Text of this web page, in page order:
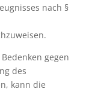
nach §
gegen
des
kann die